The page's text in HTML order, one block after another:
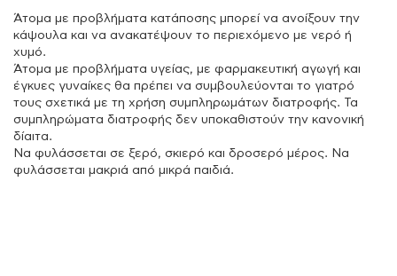
Άτομα με προβλήματα κατάποσης μπορεί να ανοίξουν την
κάψουλα και να ανακατέψουν το περιεχόμενο με νερό ή
χυμό.
Άτομα με προβλήματα υγείας, με φαρμακευτική αγωγή και
έγκυες γυναίκες θα πρέπει να συμβουλεύονται το γιατρό
τους σχετικά με τη χρήση συμπληρωμάτων διατροφής. Τα
συμπληρώματα διατροφής δεν υποκαθιστούν την κανονική
δίαιτα.
Να φυλάσσεται σε ξερό, σκιερό και δροσερό μέρος. Να
φυλάσσεται μακριά από μικρά παιδιά.